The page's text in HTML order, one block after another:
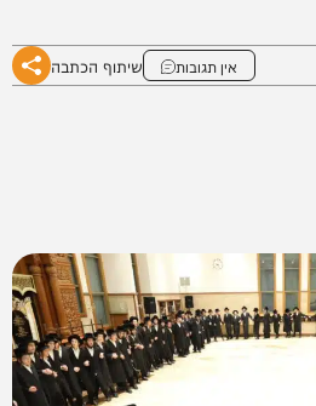
אין תגובות שיתוף הכתבה